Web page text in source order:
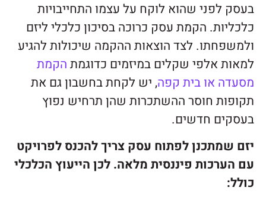
בעסק לפני שהוא לוקח על עצמו התחייבויות
כלכליות. הקמת עסק כרוכה בסיכון כלכלי ליזם
ולמשפחתו. לצד הוצאות ההקמה שיכולות להגיע
למאות אלפי שקלים במיזמים כדוגמתהקמת
מסעדה או בית קפה, יש לקחת בחשבון גם את
תקופות חוסר ההשתכרות שהן תרחיש נפוץ
בעסקים חדשים.
יזם שמתכנן לפתוח עסק צריך להכנס לפרויקט
עם הערכות פיננסית מלאה. לכן הייעוץ הכלכלי
כולל: